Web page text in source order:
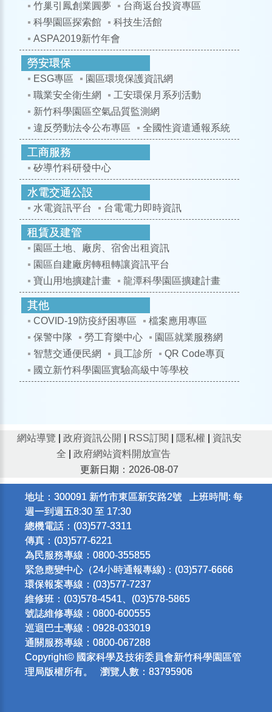
竹巢引鳳創業圓夢
台商返台投資專區
科學園區探索館
科技生活館
ASPA2019新竹年會
ESG專區
園區環境保護資訊網
職業安全衛生網
工安環保月系列活動
新竹科學園區空氣品質監測網
違反勞動法令公布專區
全國性資遣通報系統
矽導竹科研發中心
水電資訊平台 台電電力即時資訊
園區土地、廠房、宿舍出租資訊
園區自建廠房轉租轉讓資訊平台
寶山用地擴建計畫
龍潭科學園區擴建計畫
COVID-19防疫紓困專區
檔案應用專區
保警中隊
勞工育樂中心
園區就業服務網
智慧交通便民網
員工診所
QR Code專頁
國立新竹科學園區實驗高級中等學校
網站導覽 政府資訊公開 RSS訂閱 隱私權
資訊安
全
政府網站資料開放宣告
更新日期：2026-08-07
地址：300091 新竹市東區新安路2號 上班時間: 每
週一到週五8:30 至 17:30
總機電話：(03)577-3311
傳真：(03)577-6221
為民服務專線：0800-355855
緊急應變中心（24小時通報專線)：(03)577-6666
環保報案專線：(03)577-7237
維修班：(03)578-4541、(03)578-5865
號誌維修專線：0800-600555
巡迴巴士專線：0928-033019
通關服務專線：0800-067288
Copyright© 國家科學及技術委員會新竹科學園區管
理局版權所有。 瀏覽人數：83795906